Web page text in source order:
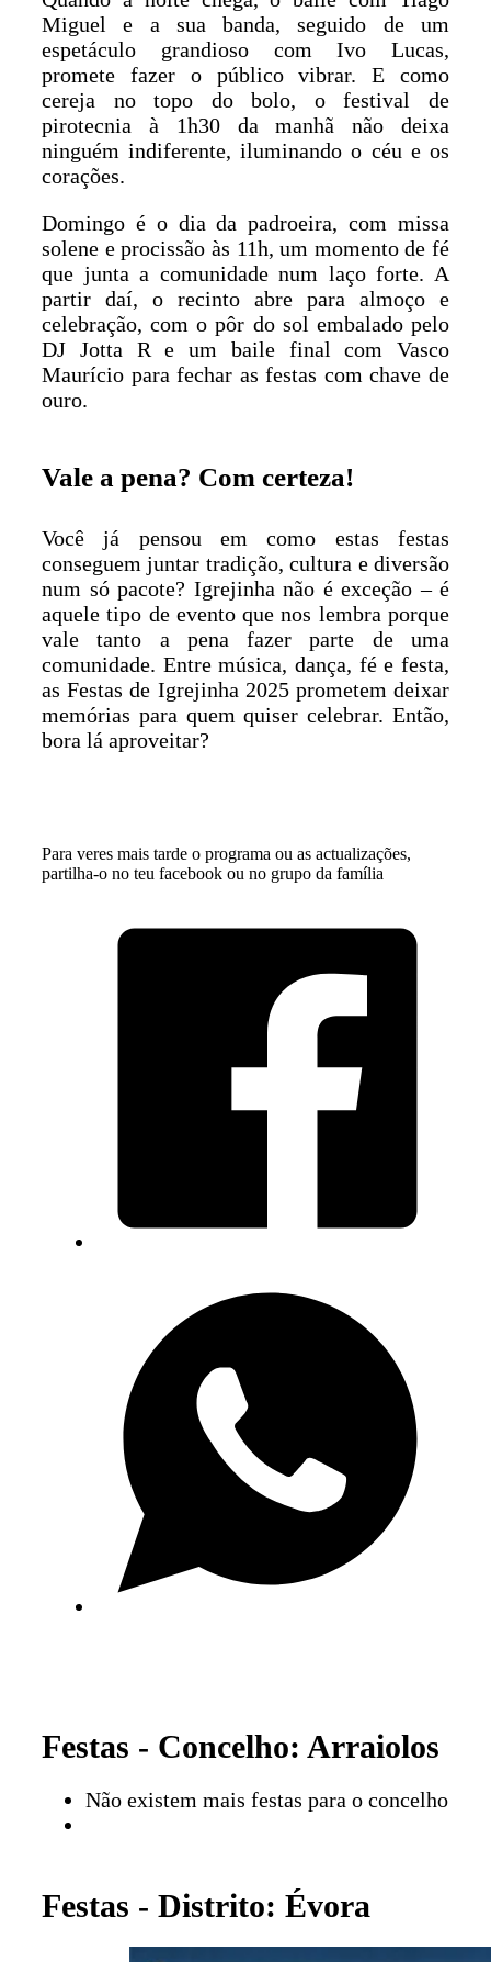
Miguel e a sua banda, seguido de um
espetáculo grandioso com Ivo Lucas,
promete fazer o público vibrar. E como
cereja no topo do bolo, o festival de
pirotecnia à 1h30 da manhã não deixa
ninguém indiferente, iluminando o céu e os
corações.
Domingo é o dia da padroeira, com missa
solene e procissão às 11h, um momento de fé
que junta a comunidade num laço forte. A
partir daí, o recinto abre para almoço e
celebração, com o pôr do sol embalado pelo
DJ Jotta R e um baile final com Vasco
Maurício para fechar as festas com chave de
ouro.
Vale a pena? Com certeza!
Você já pensou em como estas festas
conseguem juntar tradição, cultura e diversão
num só pacote? Igrejinha não é exceção – é
aquele tipo de evento que nos lembra porque
vale tanto a pena fazer parte de uma
comunidade. Entre música, dança, fé e festa,
as Festas de Igrejinha 2025 prometem deixar
memórias para quem quiser celebrar. Então,
bora lá aproveitar?
Para veres mais tarde o programa ou as actualizações,
partilha-o no teu facebook ou no grupo da família
Festas - Concelho: Arraiolos
Não existem mais festas para o concelho
Festas - Distrito: Évora